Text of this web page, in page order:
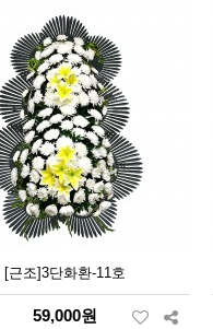
[근조]3단화환-11호
59,000원